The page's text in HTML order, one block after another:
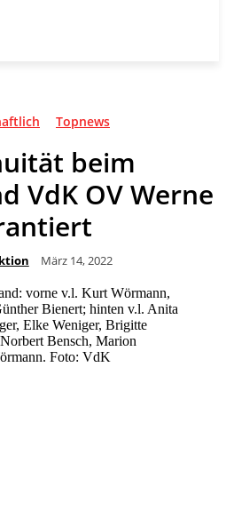
Topnews
beim
VdK OV Werne
März 14, 2022